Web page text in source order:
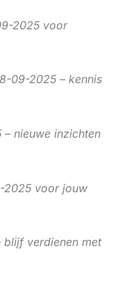
2025 voor
09-2025 – kennis
nieuwe inzichten
voor jouw
verdienen met